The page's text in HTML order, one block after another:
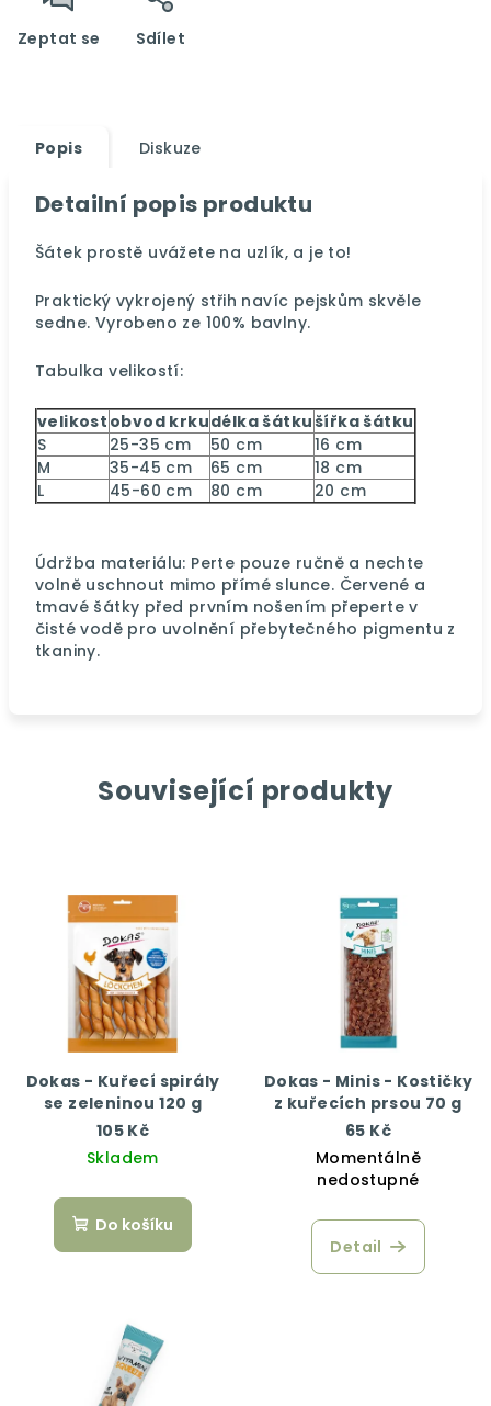
Zeptat se Sdílet
Popis Diskuze
Detailní popis produktu
Šátek prostě uvážete na uzlík, a je to!
Praktický vykrojený střih navíc pejskům skvěle
sedne. Vyrobeno ze 100% bavlny.
Tabulka velikostí:
velikost obvod krkudélka šátkušířka šátku
S
25-35 cm 50 cm
16 cm
M
35-45 cm 65 cm
18 cm
L
45-60 cm 80 cm 20 cm
Údržba materiálu: Perte pouze ručně a nechte
volně uschnout mimo přímé slunce. Červené a
tmavé šátky před prvním nošením přeperte v
čisté vodě pro uvolnění přebytečného pigmentu z
tkaniny.
Související produkty
Dokas - Kuřecí spirály
se zeleninou 120 g
105 Kč
Skladem
Do košíku
Dokas - Minis - Kostičky
z kuřecích prsou 70 g
65 Kč
Momentálně
nedostupné
Detail